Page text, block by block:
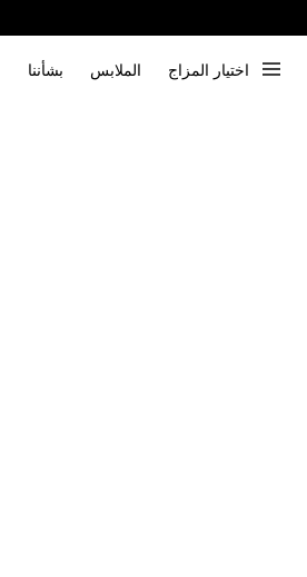
اختيار المزاج الملابس بشأننا